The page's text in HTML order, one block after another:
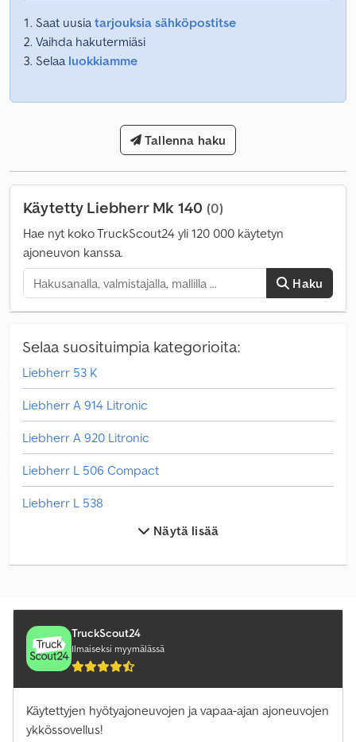
Saat uusia tarjouksia sähköpostitse
Vaihda hakutermiäsi
Selaa luokkiamme
Tallenna haku
Käytetty Liebherr Mk 140 (0)
Hae nyt koko TruckScout24 yli 120 000 käytetyn
ajoneuvon kanssa.
Haku
Selaa suosituimpia kategorioita:
Liebherr 53 K
Liebherr A 914 Litronic
Liebherr A 920 Litronic
Liebherr L 506 Compact
Liebherr L 538
Liebherr Lr 1600/2
Liebherr Ltc 1050-3.1
Liebherr Ltm 1030-2.1
Liebherr Ltm 1055-3.2
Näytä lisää
TruckScout24
Ilmaiseksi myymälässä
Käytettyjen hyötyajoneuvojen ja vapaa-ajan ajoneuvojen
ykkössovellus!